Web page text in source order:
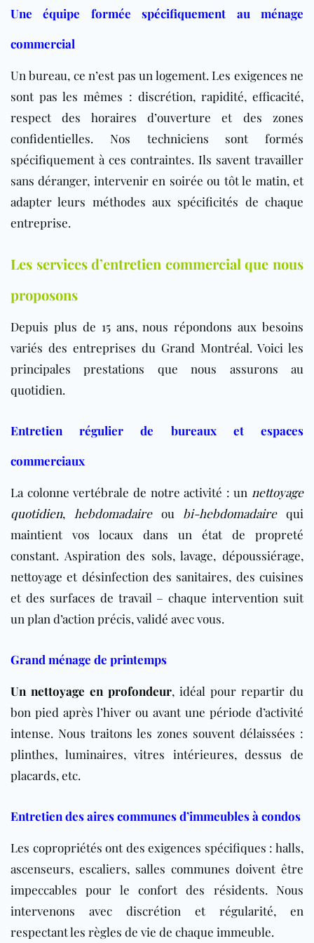
Une équipe formée spécifiquement au ménage
commercial
Un bureau, ce n’est pas un logement. Les exigences ne
sont pas les mêmes : discrétion, rapidité, efficacité,
respect des horaires d’ouverture et des zones
confidentielles. Nos techniciens sont formés
spécifiquement à ces contraintes. Ils savent travailler
sans déranger, intervenir en soirée ou tôt le matin, et
adapter leurs méthodes aux spécificités de chaque
entreprise.
Les services d’entretien commercial que nous
proposons
Depuis plus de 15 ans, nous répondons aux besoins
variés des entreprises du Grand Montréal. Voici les
principales prestations que nous assurons au
quotidien.
Entretien régulier de bureaux et espaces
commerciaux
La colonne vertébrale de notre activité : un nettoyage
quotidien, hebdomadaireou bi-hebdomadairequi
maintient vos locaux dans un état de propreté
constant. Aspiration des sols, lavage, dépoussiérage,
nettoyage et désinfection des sanitaires, des cuisines
et des surfaces de travail – chaque intervention suit
un plan d’action précis, validé avec vous.
Grand ménage de printemps
Un nettoyage en profondeur, idéal pour repartir du
bon pied après l’hiver ou avant une période d’activité
intense. Nous traitons les zones souvent délaissées :
plinthes, luminaires, vitres intérieures, dessus de
placards, etc.
Entretien des aires communes d’immeubles à condos
Les copropriétés ont des exigences spécifiques : halls,
ascenseurs, escaliers, salles communes doivent être
impeccables pour le confort des résidents. Nous
intervenons avec discrétion et régularité, en
respectant les règles de vie de chaque immeuble.